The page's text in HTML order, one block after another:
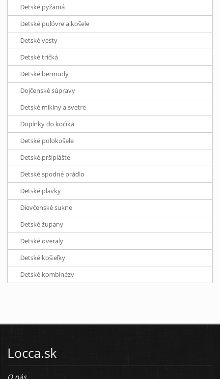
Detské pyžamá
Detské pulóvre a košele
Detské vesty
Detské tričká
Detské bermudy
Dojčenské súpravy
Detské mikiny a svetre
Doplnky do kočíka
Detské polokošele
Detské pršiplášte
Detské spodné prádlo
Detské plavky
Dievčenské sukne
Detské župany
Detské overaly
Detské košieľky
Detské kombinézy
Locca.sk
O nás